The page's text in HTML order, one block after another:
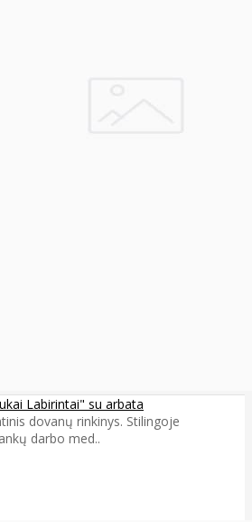
Labirintai" su arbata
dovanų rinkinys. Stilingoje
darbo med..